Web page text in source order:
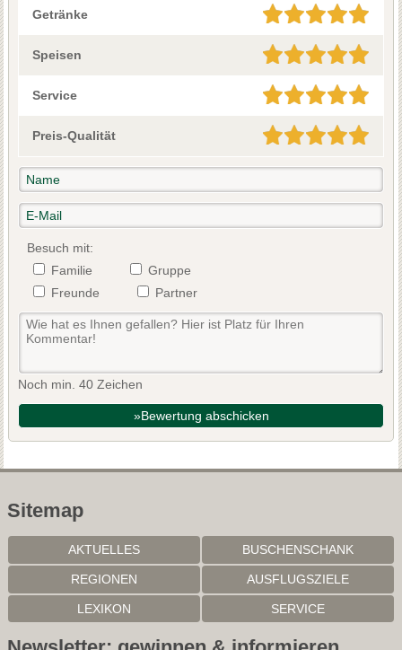
Getränke
Speisen
Service
Preis-Qualität
Besuch mit:
Familie
Gruppe
Freunde
Partner
Noch min. 40 Zeichen
»Bewertung abschicken
Sitemap
AKTUELLES BUSCHENSCHANK
REGIONEN AUSFLUGSZIELE
LEXIKON SERVICE